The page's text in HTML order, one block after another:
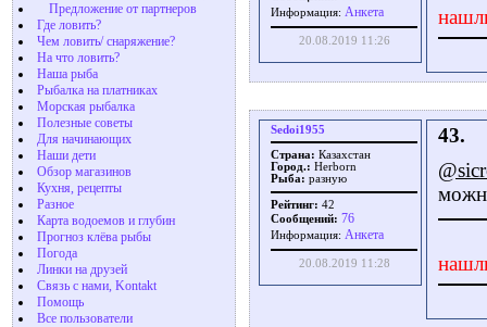
Предложение от партнеров
Где ловить?
Чем ловить/ снаряжение?
На что ловить?
Наша рыба
Рыбалка на платниках
Морская рыбалка
Полезные советы
Для начинающих
Наши дети
Обзор магазинов
Кухня, рецепты
Разное
Карта водоемов и глубин
Прогноз клёва рыбы
Погода
Линки на друзей
Связь с нами, Kontakt
Помощь
Все пользователи
Информация: Aнкета
20.08.2019 11:26
Sedoi1955
Страна: Казахстан
Город.: Herborn
Рыба: разную
Рейтинг: 42
Сообщений: 76
Информация: Aнкета
20.08.2019 11:28
43.